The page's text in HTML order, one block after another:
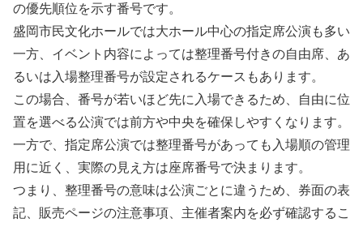
の優先順位を示す番号です。
盛岡市民文化ホールでは大ホール中心の指定席公演も多い
一方、イベント内容によっては整理番号付きの自由席、あ
るいは入場整理番号が設定されるケースもあります。
この場合、番号が若いほど先に入場できるため、自由に位
置を選べる公演では前方や中央を確保しやすくなります。
一方で、指定席公演では整理番号があっても入場順の管理
用に近く、実際の見え方は座席番号で決まります。
つまり、整理番号の意味は公演ごとに違うため、券面の表
記、販売ページの注意事項、主催者案内を必ず確認するこ